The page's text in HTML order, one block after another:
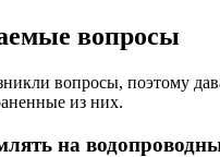
вопросы
вопросы, поэтому
из них.
на